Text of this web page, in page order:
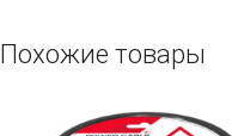
Похожие товары